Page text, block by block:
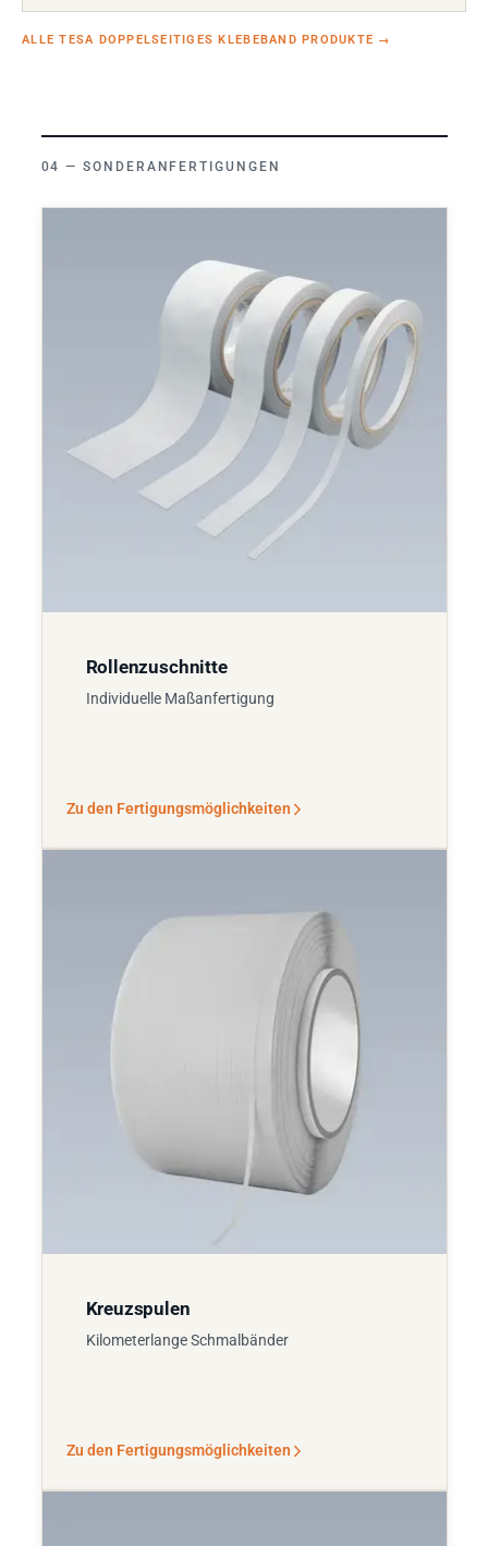
ALLE TESA DOPPELSEITIGES KLEBEBAND PRODUKTE →
SONDERANFERTIGUNGEN
Rollenzuschnitte
Individuelle Maßanfertigung
Zu den Fertigungsmöglichkeiten
Kreuzspulen
Kilometerlange Schmalbänder
Zu den Fertigungsmöglichkeiten